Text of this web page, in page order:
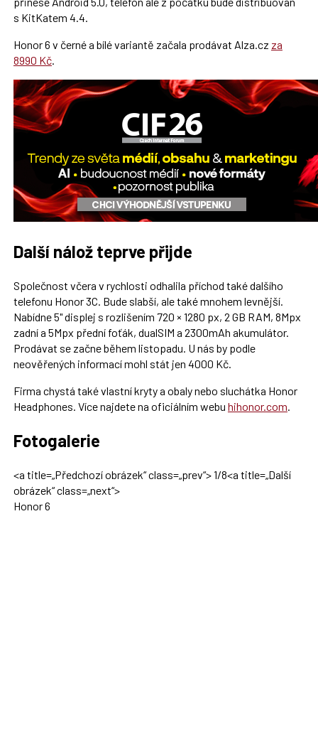
s KitKatem 4.4.
Honor 6 v černé a bílé variantě začala prodávat Alza.cz za
8990 Kč.
Další nálož teprve přijde
Společnost včera v rychlosti odhalila příchod také dalšího
telefonu Honor 3C. Bude slabší, ale také mnohem levnější.
Nabídne 5" displej s rozlišením 720 × 1280 px, 2 GB RAM, 8Mpx
zadní a 5Mpx přední foťák, dualSIM a 2300mAh akumulátor.
Prodávat se začne během listopadu. U nás by podle
neověřených informací mohl stát jen 4000 Kč.
Firma chystá také vlastní kryty a obaly nebo sluchátka Honor
Headphones. Více najdete na oficiálním webu hihonor.com
Fotogalerie
<a title=„Předchozí obrázek“ class=„prev“>1/8<a title=„Další
obrázek“ class=„next“>
Honor 6